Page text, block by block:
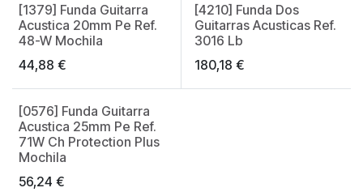
[1379] Funda Guitarra
Acustica 20mm Pe Ref.
48-W Mochila
44,88 € Made in Spain
[4210] Funda Dos
Guitarras Acusticas Ref.
3016 Lb
180,18 €
[0576] Funda Guitarra
Acustica 25mm Pe Ref.
71W Ch Protection Plus
Mochila
56,24 €